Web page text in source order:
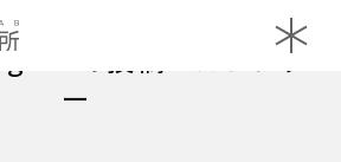
プル ゴールデンウィー
の投稿 カレンダ
ー